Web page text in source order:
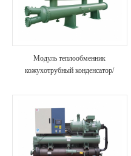
Модуль теплообменник
кожухотрубный конденсатор/
анти-корозия блока охладителя для
химической промышленности